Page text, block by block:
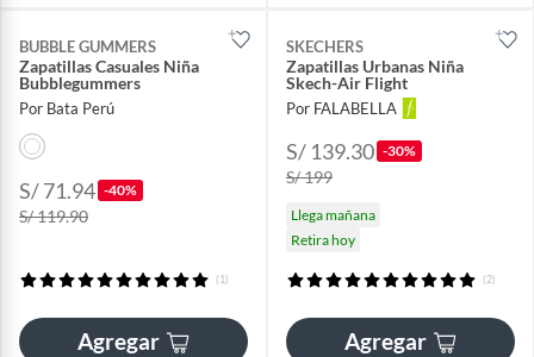
BUBBLE GUMMERS
Zapatillas Casuales Niña
Bubblegummers
Por Bata Perú
S/ 71.94 -40%
S/ 119.90
(1)
Agregar
SKECHERS
Zapatillas Urbanas Niña
Skech-Air Flight
Por FALABELLA
S/ 139.30 -30%
S/ 199
Llega mañana
Retira hoy
(2)
Agregar